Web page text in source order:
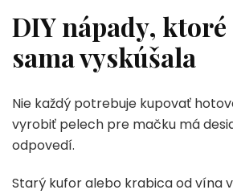
DIY nápady, ktoré
sama vyskúšala
Nie každý potrebuje kupovať
vyrobiť pelech pre mačku má
odpovedí.
Starý kufor alebo krabica od vína